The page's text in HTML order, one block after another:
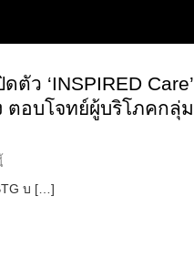
ตัว ‘INSPIRED Care’
ตอบโจทย์ผู้บริโภคกลุ่ม
บ […]